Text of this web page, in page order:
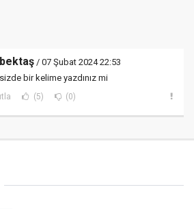
/ 07 Şubat 2024 22:53
bir kelime yazdınız mi
(5) (0)